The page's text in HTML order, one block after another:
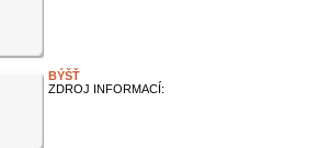
BÝŠŤ
ZDROJ INFORMACÍ: